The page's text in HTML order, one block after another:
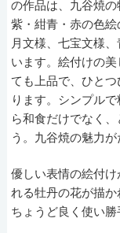
の作品は、九谷焼の
紫・紺青・赤の色
月文様、七宝文様
います。絵付けの
ても上品で、ひと
ります。シンプル
ら和食だけでなく
う。九谷焼の魅力が
優しい表情の絵付
れる牡丹の花が描
ちょうど良く使い勝